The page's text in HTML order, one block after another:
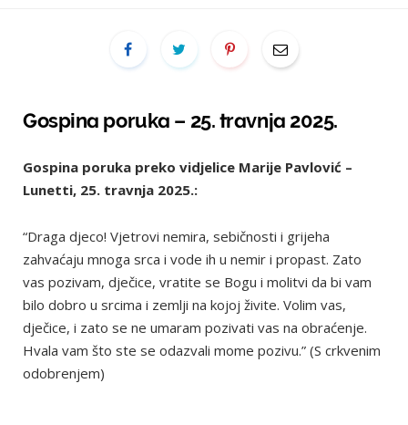
Gospina poruka – 25. travnja 2025.
Gospina poruka preko vidjelice Marije Pavlović –
Lunetti, 25. travnja 2025.:
“Draga djeco! Vjetrovi nemira, sebičnosti i grijeha
zahvaćaju mnoga srca i vode ih u nemir i propast. Zato
vas pozivam, dječice, vratite se Bogu i molitvi da bi vam
bilo dobro u srcima i zemlji na kojoj živite. Volim vas,
dječice, i zato se ne umaram pozivati vas na obraćenje.
Hvala vam što ste se odazvali mome pozivu.” (S crkvenim
odobrenjem)